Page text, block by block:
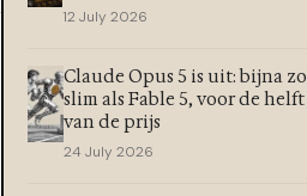
12 July 2026
Claude Opus 5 is uit: bijna zo
slim als Fable 5, voor de helft
van de prijs
24 July 2026